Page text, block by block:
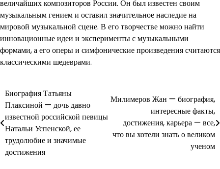
величайших композиторов России. Он был известен своим
музыкальным гением и оставил значительное наследие на
мировой музыкальной сцене. В его творчестве можно найти
инновационные идеи и эксперименты с музыкальными
формами, а его оперы и симфонические произведения считаются
классическими шедеврами.
Навигация
по
записям
Биография Татьяны
Плаксиной — дочь давно
известной российской певицы
Натальи Успенской, ее
трудолюбие и значимые
достижения
Милимеров Жан — биография,
интересные факты,
достижения, карьера — все,
что вы хотели знать о великом
ученом